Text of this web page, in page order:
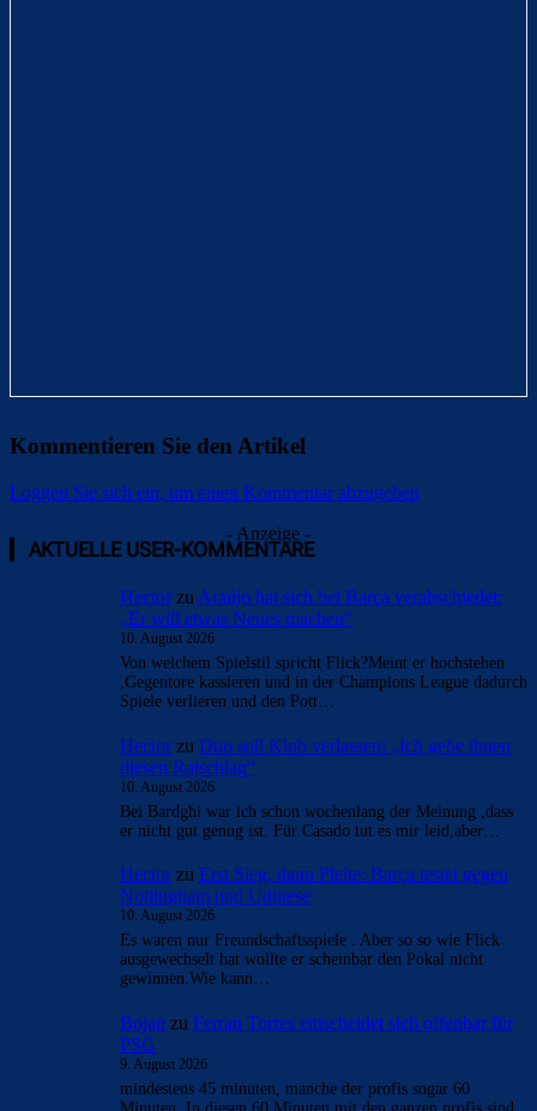
Kommentieren Sie den Artikel
Loggen Sie sich ein, um einen Kommentar abzugeben
Überspringen
Überspringen